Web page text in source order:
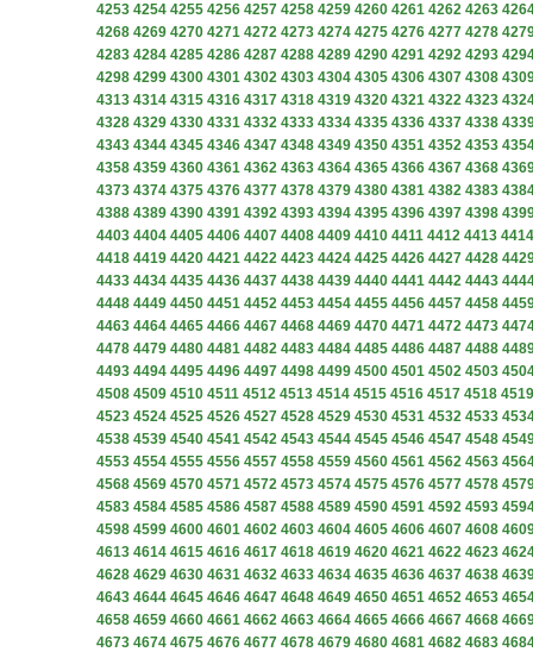
4253 4254 4255 4256 4257 4258 4259 4260 4261 4262 4263
4268 4269 4270 4271 4272 4273 4274 4275 4276 4277 4278
4283 4284 4285 4286 4287 4288 4289 4290 4291 4292 4293
4298 4299 4300 4301 4302 4303 4304 4305 4306 4307 4308
4313 4314 4315 4316 4317 4318 4319 4320 4321 4322 4323
4328 4329 4330 4331 4332 4333 4334 4335 4336 4337 4338
4343 4344 4345 4346 4347 4348 4349 4350 4351 4352 4353
4358 4359 4360 4361 4362 4363 4364 4365 4366 4367 4368
4373 4374 4375 4376 4377 4378 4379 4380 4381 4382 4383
4388 4389 4390 4391 4392 4393 4394 4395 4396 4397 4398
4403 4404 4405 4406 4407 4408 4409 4410 4411 4412 4413 4414
4418 4419 4420 4421 4422 4423 4424 4425 4426 4427 4428
4433 4434 4435 4436 4437 4438 4439 4440 4441 4442 4443
4448 4449 4450 4451 4452 4453 4454 4455 4456 4457 4458
4463 4464 4465 4466 4467 4468 4469 4470 4471 4472 4473
4478 4479 4480 4481 4482 4483 4484 4485 4486 4487 4488
4493 4494 4495 4496 4497 4498 4499 4500 4501 4502 4503
4508 4509 4510 4511 4512 4513 4514 4515 4516 4517 4518 4519
4523 4524 4525 4526 4527 4528 4529 4530 4531 4532 4533
4538 4539 4540 4541 4542 4543 4544 4545 4546 4547 4548
4553 4554 4555 4556 4557 4558 4559 4560 4561 4562 4563
4568 4569 4570 4571 4572 4573 4574 4575 4576 4577 4578
4583 4584 4585 4586 4587 4588 4589 4590 4591 4592 4593
4598 4599 4600 4601 4602 4603 4604 4605 4606 4607 4608
4613 4614 4615 4616 4617 4618 4619 4620 4621 4622 4623
4628 4629 4630 4631 4632 4633 4634 4635 4636 4637 4638
4643 4644 4645 4646 4647 4648 4649 4650 4651 4652 4653
4658 4659 4660 4661 4662 4663 4664 4665 4666 4667 4668
4673 4674 4675 4676 4677 4678 4679 4680 4681 4682 4683